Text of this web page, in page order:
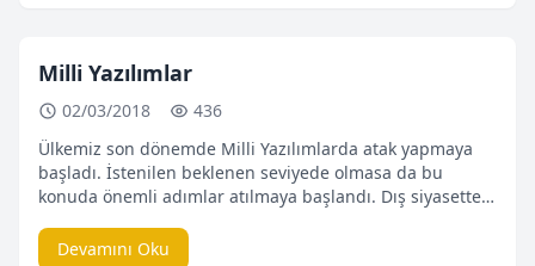
Milli Yazılımlar
02/03/2018
436
Ülkemiz son dönemde Milli Yazılımlarda atak yapmaya
başladı. İstenilen beklenen seviyede olmasa da bu
konuda önemli adımlar atılmaya başlandı. Dış siyasette
yansıyan veri hırsızlığı, Devletler arası teknoloji hırsızlığı
Devamını Oku